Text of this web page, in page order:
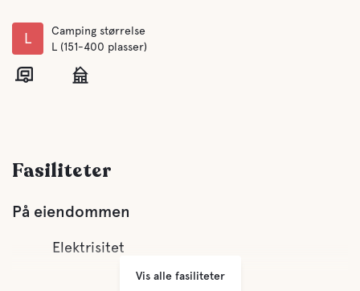
L
Camping størrelse
L (151-400 plasser)
Fasiliteter
På eiendommen
Elektrisitet
Vis alle fasiliteter